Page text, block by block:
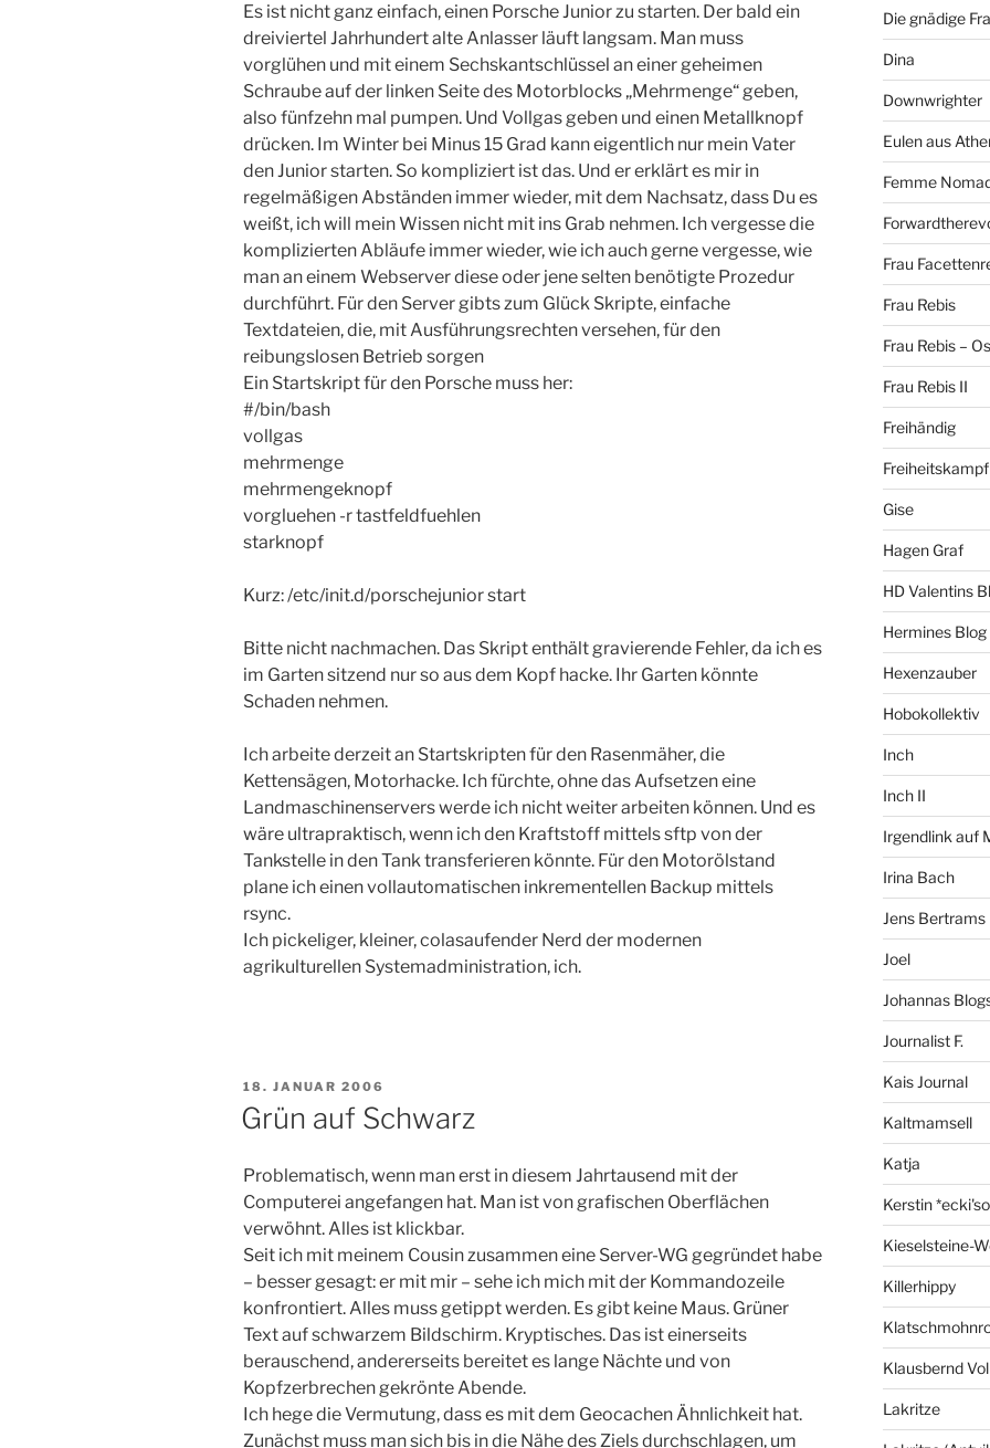
Es ist nicht ganz einfach, einen Porsche Junior zu starten. Der bald ein
dreiviertel Jahrhundert alte Anlasser läuft langsam. Man muss
vorglühen und mit einem Sechskantschlüssel an einer geheimen
Schraube auf der linken Seite des Motorblocks „Mehrmenge“ geben,
also fünfzehn mal pumpen. Und Vollgas geben und einen Metallknopf
drücken. Im Winter bei Minus 15 Grad kann eigentlich nur mein Vater
den Junior starten. So kompliziert ist das. Und er erklärt es mir in
regelmäßigen Abständen immer wieder, mit dem Nachsatz, dass Du es
weißt, ich will mein Wissen nicht mit ins Grab nehmen. Ich vergesse die
komplizierten Abläufe immer wieder, wie ich auch gerne vergesse, wie
man an einem Webserver diese oder jene selten benötigte Prozedur
durchführt. Für den Server gibts zum Glück Skripte, einfache
Textdateien, die, mit Ausführungsrechten versehen, für den
reibungslosen Betrieb sorgen
Ein Startskript für den Porsche muss her:
#/bin/bash
vollgas
mehrmenge
mehrmengeknopf
vorgluehen -r tastfeldfuehlen
starknopf
Kurz: /etc/init.d/porschejunior start
Bitte nicht nachmachen. Das Skript enthält gravierende Fehler, da ich es
im Garten sitzend nur so aus dem Kopf hacke. Ihr Garten könnte
Schaden nehmen.
Ich arbeite derzeit an Startskripten für den Rasenmäher, die
Kettensägen, Motorhacke. Ich fürchte, ohne das Aufsetzen eine
Landmaschinenservers werde ich nicht weiter arbeiten können. Und es
wäre ultrapraktisch, wenn ich den Kraftstoff mittels sftp von der
Tankstelle in den Tank transferieren könnte. Für den Motorölstand
plane ich einen vollautomatischen inkrementellen Backup mittels
rsync.
Ich pickeliger, kleiner, colasaufender Nerd der modernen
agrikulturellen Systemadministration, ich.
VERÖFFENTLICHT
AM
18. JANUAR 2006
Grün auf Schwarz
Problematisch, wenn man erst in diesem Jahrtausend mit der
Computerei angefangen hat. Man ist von grafischen Oberflächen
verwöhnt. Alles ist klickbar.
Seit ich mit meinem Cousin zusammen eine Server-WG gegründet habe
– besser gesagt: er mit mir – sehe ich mich mit der Kommandozeile
konfrontiert. Alles muss getippt werden. Es gibt keine Maus. Grüner
Text auf schwarzem Bildschirm. Kryptisches. Das ist einerseits
berauschend, andererseits bereitet es lange Nächte und von
Kopfzerbrechen gekrönte Abende.
Ich hege die Vermutung, dass es mit dem Geocachen Ähnlichkeit hat.
Zunächst muss man sich bis in die Nähe des Ziels durchschlagen, um
Die gnädige
Dina
Downwrighter
Eulen aus
Femme
Frau
Frau Rebis
Frau Rebis –
Frau Rebis II
Freihändig
Freiheitskampf
Gise
Hagen Graf
HD Valentins
Hermines Blog
Hexenzauber
Hobokollektiv
Inch
Inch II
Irgendlink auf
Irina Bach
Jens Bertrams
Joel
Johannas
Journalist F.
Kais Journal
Kaltmamsell
Katja
Kerstin
Kieselsteine-
Killerhippy
Klausbernd
Lakritze